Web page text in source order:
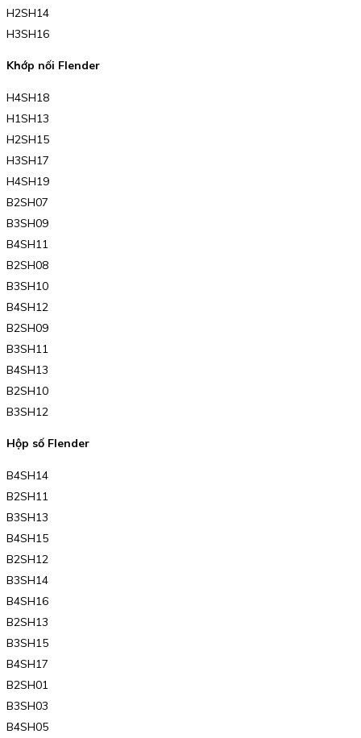
H2SH14
H3SH16
Khớp nối Flender
H4SH18
H1SH13
H2SH15
H3SH17
H4SH19
B2SH07
B3SH09
B4SH11
B2SH08
B3SH10
B4SH12
B2SH09
B3SH11
B4SH13
B2SH10
B3SH12
Hộp số Flender
B4SH14
B2SH11
B3SH13
B4SH15
B2SH12
B3SH14
B4SH16
B2SH13
B3SH15
B4SH17
B2SH01
B3SH03
B4SH05